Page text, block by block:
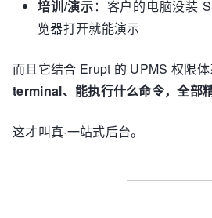
培训/演示：客户的电脑没装
览器打开就能演示
而且它结合 Erupt 的 UPMS 权限体
terminal、能执行什么命令，全部
这才叫真·一站式后台。